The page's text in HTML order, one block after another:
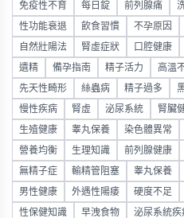
免疫性不育 每日錠 前列腺痛
性功能衰退 飲食習慣 不孕原因
自然壯陽法 腎虛症狀 口腔健康
遺精 備孕指南 精子活力 高溫
先天性畸形 絲蟲病 精子過多
慢性疾病 腎虛 泌尿系統 腎臟
生殖健康 睾丸保養 染色體異常
營養均衡 生理知識 前列腺健康
無精子症 輸精管阻塞 睾丸保養
男性健康 外遇性陽痿 硬度不足
性保健知識 早洩食物 泌尿系統疾